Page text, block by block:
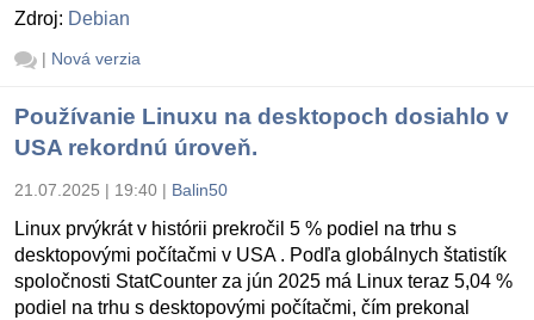
Zdroj: Debian
| Nová verzia
Používanie Linuxu na desktopoch dosiahlo v
USA rekordnú úroveň.
21.07.2025 | 19:40 | Balin50
Linux prvýkrát v histórii prekročil 5 % podiel na trhu s
desktopovými počítačmi v USA . Podľa globálnych štatistík
spoločnosti StatCounter za jún 2025 má Linux teraz 5,04 %
podiel na trhu s desktopovými počítačmi, čím prekonal